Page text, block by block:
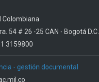
Colombiana
54 # 26 -25 CAN - Bogotá D.C.
3159800
- gestión documental